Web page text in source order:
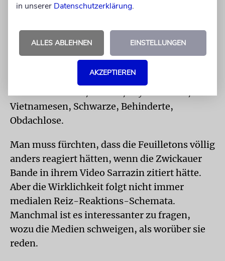
Deutschland gehören. Die Zwickauer Nazis
anders an Gott glauben, sondern weil sie
nimmt ein Muster der Pogrome und Morde
nach dem Mauerfall auf, die auf alle zielten,
Vietnamesen, Schwarze, Behinderte,
Obdachlose.
Man muss fürchten, dass die Feuilletons völlig
anders reagiert hätten, wenn die Zwickauer
Bande in ihrem Video Sarrazin zitiert hätte.
Aber die Wirklichkeit folgt nicht immer
medialen Reiz-Reaktions-Schemata.
Manchmal ist es interessanter zu fragen,
wozu die Medien schweigen, als worüber sie
reden.
in unserer Datenschutzerklärung.
ALLES ABLEHNEN EINSTELLUNGEN
AKZEPTIEREN